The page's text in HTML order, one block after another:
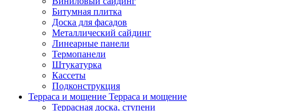
Битумная плитка
Доска для фасадов
Металлический сайдинг
Линеарные панели
Термопанели
Штукатурка
Кассеты
Подконструкция
Терраса и мощение Терраса и мощение
Террасная доска, ступени